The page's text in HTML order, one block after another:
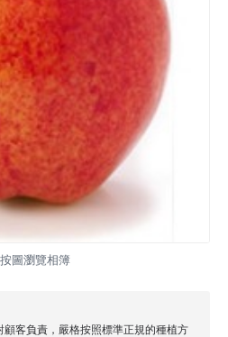
按圖瀏覽相簿
顧客負責，嚴格按照標準正規的種植方